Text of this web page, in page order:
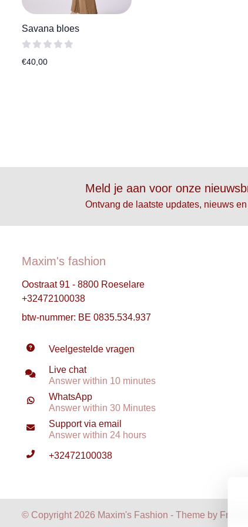
Savana bloes
€40,00
Meld je aan voor onze
Ontvang de laatste updates, nieuws
Maxim's fashion
Oostraat 91 - 8800 Roeselare
+32472100038
btw-nummer: BE 0835.534.937
Veelgestelde vragen
Live chat
Answer within 10 minutes
WhatsApp
Answer within 30 Minutes
Support via email
Answer within 24 hours
+32472100038
© Copyright 2026 Maxim's Fashion - Theme by